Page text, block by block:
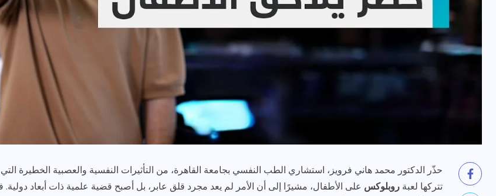
حذّر الدكتور محمد هاني فرويز، استشاري الطب النفسي بجامعة القاهرة، من التأثيرات النفسية والعصبية الخطيرة
تتركها لعبة روبلوكس على الأطفال، مشيرًا إلى أن الأمر لم يعد مجرد قلق عابر، بل أصبح قضية علمية ذات أبعاد دولية.
أخبار عامة رياضة وفن أخبار عامة رياضة وفن